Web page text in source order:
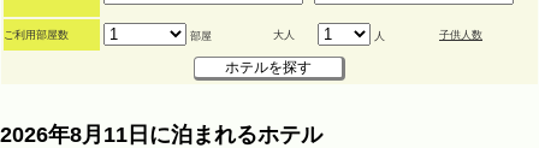
ご利用部屋数 部屋 大人 人 子供人数
2026年8月11日に泊まれるホテル